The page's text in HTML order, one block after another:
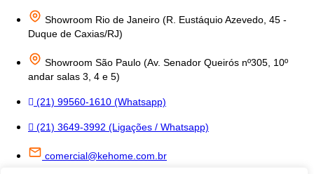
Showroom Rio de Janeiro (R. Eustáquio Azevedo, 45 -
Duque de Caxias/RJ)
Showroom São Paulo (Av. Senador Queirós nº305, 10º
andar salas 3, 4 e 5)
(21) 99560-1610 (Whatsapp)
(21) 3649-3992 (Ligações / Whatsapp)
comercial@kehome.com.br